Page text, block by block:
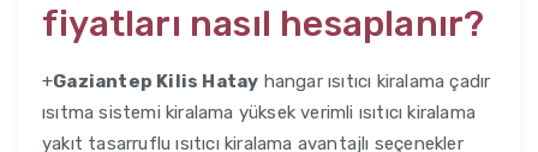
fiyatları nasıl hesaplanır?
+Gaziantep Kilis Hatay hangar ısıtıcı kiralama çadır
ısıtma sistemi kiralama yüksek verimli ısıtıcı kiralama
yakıt tasarruflu ısıtıcı kiralama avantajlı seçenekler